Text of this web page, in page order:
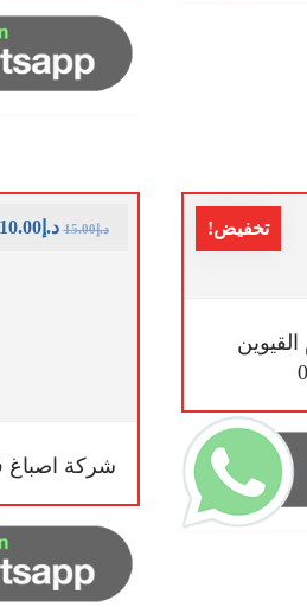
تخفيض!
شركة اصباغ في
د.إ15.00 د.إ10.00